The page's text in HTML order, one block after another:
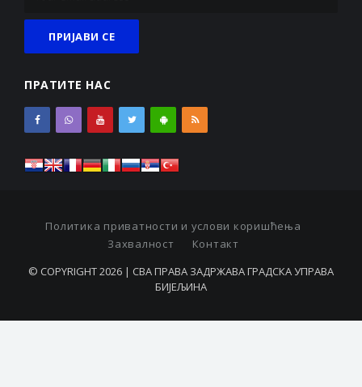
ПРАТИТЕ НАС
Политика приватности и услови коришћења
Захвалност
Контакт
© COPYRIGHT 2026 | СВА ПРАВА ЗАДРЖАВА ГРАДСКА УПРАВА
БИЈЕЉИНА